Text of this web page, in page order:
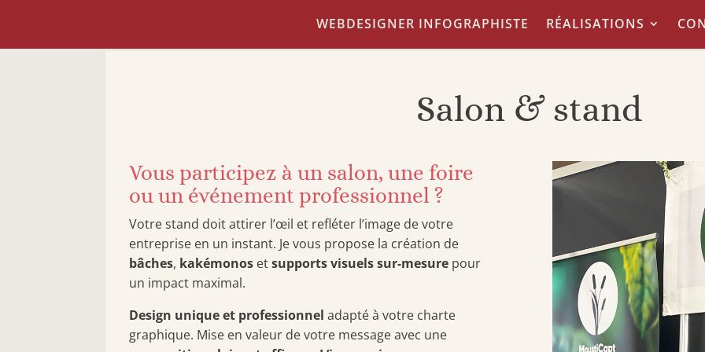
WEBDESIGNER INFOGRAPHISTE RÉALISATIONS
Salon & stand
Vous participez à un salon, une foire
ou un événement professionnel ?
Votre stand doit attirer l’œil et refléter l’image de votre
entreprise en un instant. Je vous propose la création de
bâches, kakémonos etsupports visuels sur-mesure pour
un impact maximal.
Design unique et professionnel adapté à votre charte
graphique. Mise en valeur de votre message avec une